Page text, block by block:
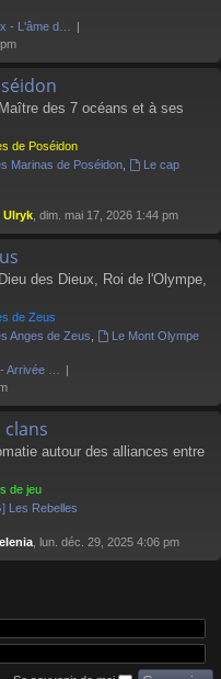
- L'âme d…
des 7 océans et à ses
de Poséidon
Marinas de Poséidon,
Le cap
Ulryk , dim. mai 17, 2026 1:44 pm
des Dieux, Roi de l'Olympe,
de Zeus
Anges de Zeus
Le Mont Olympe
Arrivée …
clans
autour des alliances entre
de jeu
Les Rebelles
, lun. déc. 29, 2025 4:06 pm